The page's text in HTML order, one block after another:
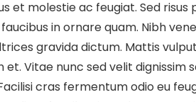
molestie ac feugiat. Sed risus
in ornare quam. Nibh
gravida dictum. Mattis
Vitae nunc sed velit dignissim
cras fermentum odio eu